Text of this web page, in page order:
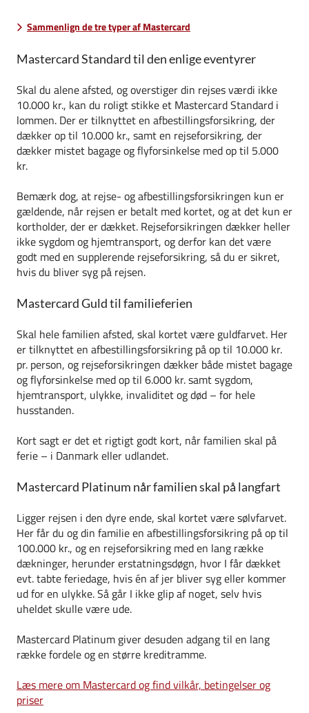
Sammenlign de tre typer af Mastercard
Mastercard Standard til den enlige eventyrer
Skal du alene afsted, og overstiger din rejses værdi ikke
10.000 kr., kan du roligt stikke et Mastercard Standard i
lommen. Der er tilknyttet en afbestillingsforsikring, der
dækker op til 10.000 kr., samt en rejseforsikring, der
dækker mistet bagage og flyforsinkelse med op til 5.000
kr.
Bemærk dog, at rejse- og afbestillingsforsikringen kun er
gældende, når rejsen er betalt med kortet, og at det kun er
kortholder, der er dækket. Rejseforsikringen dækker heller
ikke sygdom og hjemtransport, og derfor kan det være
godt med en supplerende rejseforsikring, så du er sikret,
hvis du bliver syg på rejsen.
Mastercard Guld til familieferien
Skal hele familien afsted, skal kortet være guldfarvet. Her
er tilknyttet en afbestillingsforsikring på op til 10.000 kr.
pr. person, og rejseforsikringen dækker både mistet bagage
og flyforsinkelse med op til 6.000 kr. samt sygdom,
hjemtransport, ulykke, invaliditet og død – for hele
husstanden.
Kort sagt er det et rigtigt godt kort, når familien skal på
ferie – i Danmark eller udlandet.
Mastercard Platinum når familien skal på langfart
Ligger rejsen i den dyre ende, skal kortet være sølvfarvet.
Her får du og din familie en afbestillingsforsikring på op til
100.000 kr., og en rejseforsikring med en lang række
dækninger, herunder erstatningsdøgn, hvor I får dækket
evt. tabte feriedage, hvis én af jer bliver syg eller kommer
ud for en ulykke. Så går I ikke glip af noget, selv hvis
uheldet skulle være ude.
Mastercard Platinum giver desuden adgang til en lang
række fordele og en større kreditramme.
Læs mere om Mastercard og find vilkår, betingelser og
priser